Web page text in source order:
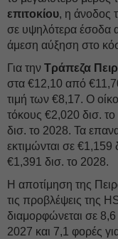
επιτοκίου, η άνοδος
σε υψηλότερα έσοδα
άμεση αύξηση στο
Για την Τράπεζα
στα €12,10 από
τιμή των €8,17. Ο
τόκους €2,020 δισ.
δισ. το 2028. Τα
εκτιμώνται σε €1,159
€1,391 δισ. το 2028.
Η αποτίμηση της
τις προβλέψεις της
διαμορφώνεται σε
2027 και 7,1 φορές